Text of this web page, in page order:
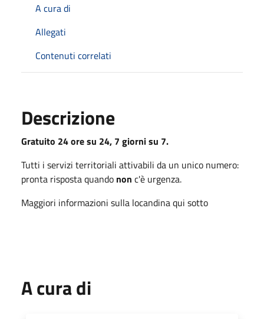
A cura di
Allegati
Contenuti correlati
Descrizione
Gratuito 24 ore su 24, 7 giorni su 7.
Tutti i servizi territoriali attivabili da un unico numero:
pronta risposta quando non c'è urgenza.
Maggiori informazioni sulla locandina qui sotto
A cura di